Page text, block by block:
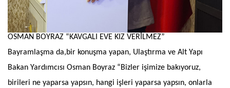
OSMAN BOYRAZ “KAVGALI EVE KIZ VERİLMEZ”
Bayramlaşma da,bir konuşma yapan, Ulaştırma ve Alt Yapı
Bakan Yardımcısı Osman Boyraz “Bizler işimize bakıyoruz,
birileri ne yaparsa yapsın, hangi işleri yaparsa yapsın, onlarla